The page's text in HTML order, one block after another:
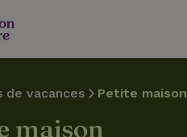
de vacances Petite maison
maison